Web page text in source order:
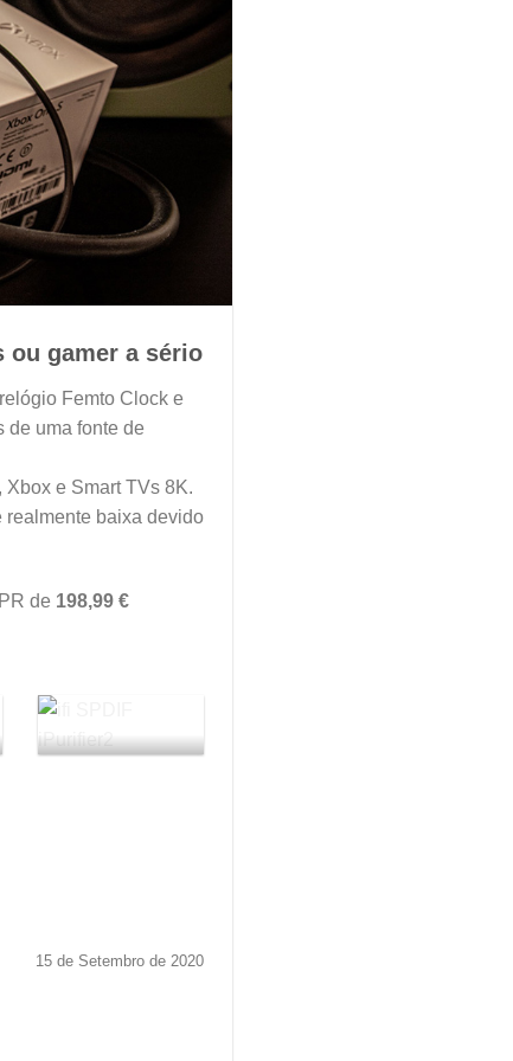
ou gamer a sério
Femto Clock e
de uma fonte de
e Smart TVs 8K.
realmente baixa devido
de 198,99 €
15 de Setembro de 2020